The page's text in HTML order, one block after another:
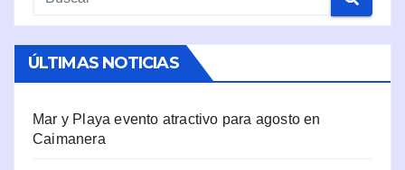
ÚLTIMAS NOTICIAS
Mar y Playa evento atractivo para agosto en
Caimanera